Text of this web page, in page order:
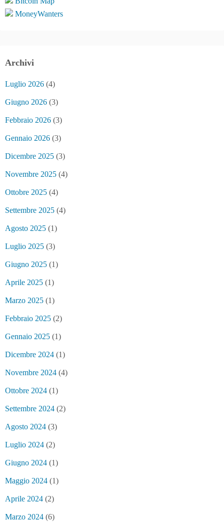
MoneyWanters
Archivi
Luglio 2026 (4)
Giugno 2026 (3)
Febbraio 2026 (3)
Gennaio 2026 (3)
Dicembre 2025 (3)
Novembre 2025 (4)
Ottobre 2025 (4)
Settembre 2025 (4)
Agosto 2025 (1)
Luglio 2025 (3)
Giugno 2025 (1)
Aprile 2025 (1)
Marzo 2025 (1)
Febbraio 2025 (2)
Gennaio 2025 (1)
Dicembre 2024 (1)
Novembre 2024 (4)
Ottobre 2024 (1)
Settembre 2024 (2)
Agosto 2024 (3)
Luglio 2024 (2)
Giugno 2024 (1)
Maggio 2024 (1)
Aprile 2024 (2)
Marzo 2024 (6)